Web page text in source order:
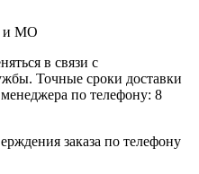
и МО
в связи с
Точные сроки доставки
по телефону: 8
заказа по телефону